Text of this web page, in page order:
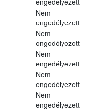
engedélyezett
Nem
engedélyezett
Nem
engedélyezett
Nem
engedélyezett
Nem
engedélyezett
Nem
engedélyezett